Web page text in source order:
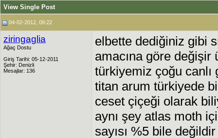
View Single Post
04-02-2012, 09:22
ziringaglia
Ağaç Dostu
Giriş Tarihi: 05-12-2011
Şehir: Denizli
Mesajlar: 136
elbette dediğiniz gibi
amacına göre
türkiyemiz çoğu canlı
titan arum türkiyede
ceset çiçeği olarak
aynı şey atlas moth
sayısı %5 bile